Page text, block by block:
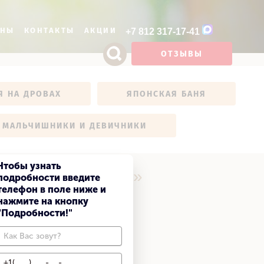
КОНТАКТЫ АКЦИИ +7 812 317-17-41
ОТЗЫВЫ
НА ДРОВАХ ЯПОНСКАЯ БАНЯ
МАЛЬЧИШНИКИ И ДЕВИЧНИКИ
салоне «Соль»
узнать
введите
в поле ниже и
на кнопку